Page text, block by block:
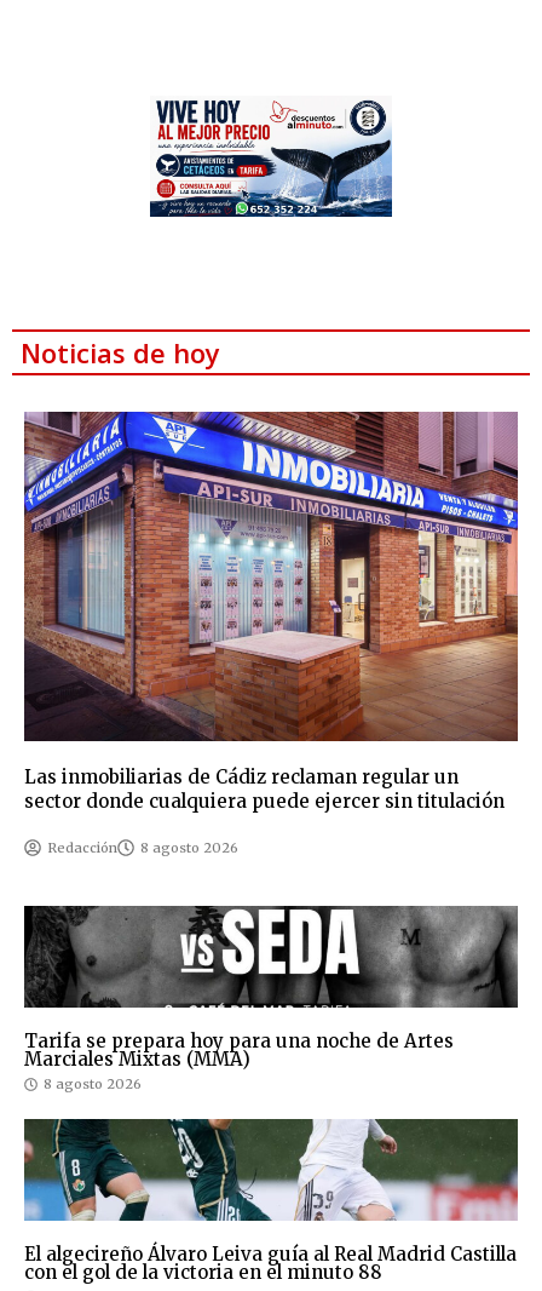
Noticias de hoy
Las inmobiliarias de Cádiz reclaman regular un
sector donde cualquiera puede ejercer sin titulación
Redacción 8 agosto 2026
Tarifa se prepara hoy para una noche de Artes
Marciales Mixtas (MMA)
8 agosto 2026
El algecireño Álvaro Leiva guía al Real Madrid Castilla
con el gol de la victoria en el minuto 88